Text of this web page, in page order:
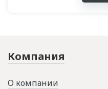
Компания
О компании